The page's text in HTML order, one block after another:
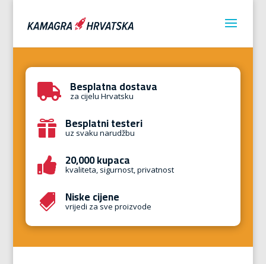
 Besplatna dostava
za cijelu Hrvatsku
 Besplatni testeri
uz svaku narudžbu
 20,000 kupaca
kvaliteta, sigurnost, privatnost
 Niske cijene
vrijedi za sve proizvode